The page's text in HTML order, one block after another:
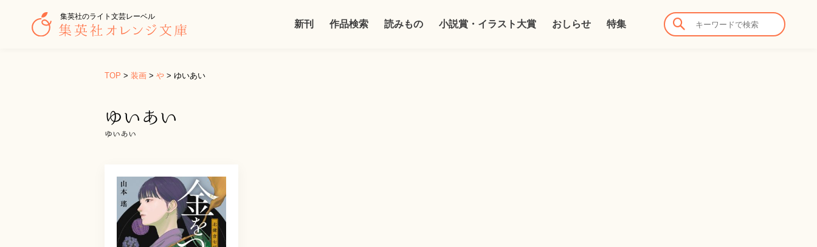
集英社のライト文芸レーベル
新刊 作品検索 読みもの 小説賞・イラスト大賞 おしらせ 特集
TOP > 装画 > や > ゆいあい
ゆいあい
ゆいあい